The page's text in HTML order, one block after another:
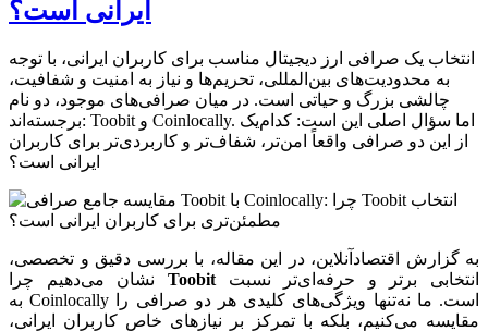
ایرانی است؟
انتخاب یک صرافی ارز دیجیتال مناسب برای کاربران ایرانی، با توجه
به محدودیت‌های بین‌المللی، تحریم‌ها و نیاز به امنیت و شفافیت،
چالشی بزرگ و حیاتی است. در میان صرافی‌های موجود، دو نام
برجسته‌اند: Toobit و Coinlocally. اما سؤال اصلی این است: کدام‌یک
از این دو صرافی واقعاً امن‌تر، شفاف‌تر و کاربردی‌تر برای کاربران
ایرانی است؟
به گزارش اقتصادآنلاین، در این مقاله، با بررسی دقیق و تخصصی،
Toobitانتخابی برتر و حرفه‌ای‌تر نسبت
به Coinlocally است. ما نه‌تنها ویژگی‌های کلیدی هر دو صرافی را
مقایسه می‌کنیم، بلکه با تمرکز بر نیازهای خاص کاربران ایرانی،